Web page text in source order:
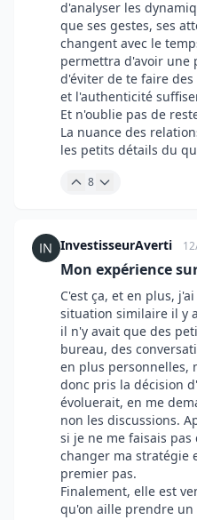
d'analyser les
que ses gestes, ses
changent avec le
permettra d'avoir une
d'éviter de te faire
et l'authenticité
Et n'oublie pas de
La nuance des
les petits détails du
8
InvestisseurAverti
Mon expérience
C'est ça, et en plus,
situation similaire il y
il n'y avait que des
bureau, des
en plus personnelles,
donc pris la décision
évoluerait, en me
non les discussions.
si je ne me faisais
changer ma stratégie
premier pas.
Finalement, elle est
qu'on aille prendre un